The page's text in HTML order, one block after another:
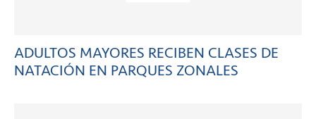
ADULTOS MAYORES RECIBEN CLASES DE
NATACIÓN EN PARQUES ZONALES